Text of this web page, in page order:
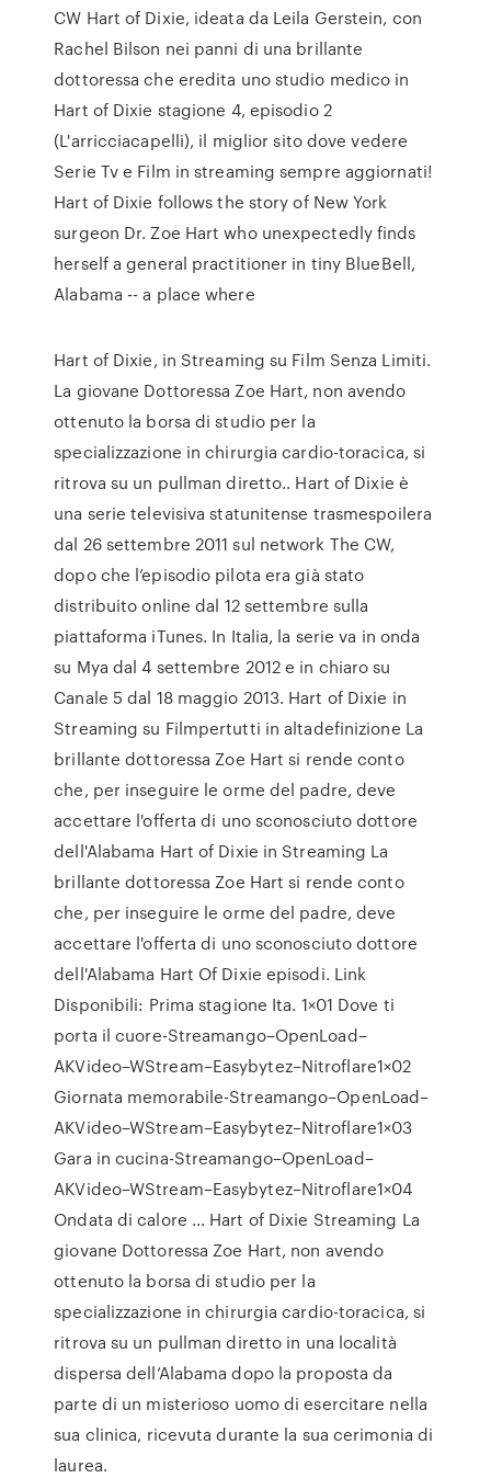
CW Hart of Dixie, ideata da Leila Gerstein, con
Rachel Bilson nei panni di una brillante
dottoressa che eredita uno studio medico in
Hart of Dixie stagione 4, episodio 2
(L'arricciacapelli), il miglior sito dove vedere
Serie Tv e Film in streaming sempre aggiornati!
Hart of Dixie follows the story of New York
surgeon Dr. Zoe Hart who unexpectedly finds
herself a general practitioner in tiny BlueBell,
Alabama -- a place where
Hart of Dixie, in Streaming su Film Senza Limiti.
La giovane Dottoressa Zoe Hart, non avendo
ottenuto la borsa di studio per la
specializzazione in chirurgia cardio-toracica, si
ritrova su un pullman diretto.. Hart of Dixie è
una serie televisiva statunitense trasmespoilera
dal 26 settembre 2011 sul network The CW,
dopo che l’episodio pilota era già stato
distribuito online dal 12 settembre sulla
piattaforma iTunes. In Italia, la serie va in onda
su Mya dal 4 settembre 2012 e in chiaro su
Canale 5 dal 18 maggio 2013. Hart of Dixie in
Streaming su Filmpertutti in altadefinizione La
brillante dottoressa Zoe Hart si rende conto
che, per inseguire le orme del padre, deve
accettare l'offerta di uno sconosciuto dottore
dell'Alabama Hart of Dixie in Streaming La
brillante dottoressa Zoe Hart si rende conto
che, per inseguire le orme del padre, deve
accettare l'offerta di uno sconosciuto dottore
dell'Alabama Hart Of Dixie episodi. Link
Disponibili: Prima stagione Ita. 1×01 Dove ti
porta il cuore-Streamango–OpenLoad–
AKVideo–WStream–Easybytez–Nitroflare1×02
Giornata memorabile-Streamango–OpenLoad–
AKVideo–WStream–Easybytez–Nitroflare1×03
Gara in cucina-Streamango–OpenLoad–
AKVideo–WStream–Easybytez–Nitroflare1×04
Ondata di calore … Hart of Dixie Streaming La
giovane Dottoressa Zoe Hart, non avendo
ottenuto la borsa di studio per la
specializzazione in chirurgia cardio-toracica, si
ritrova su un pullman diretto in una località
dispersa dell’Alabama dopo la proposta da
parte di un misterioso uomo di esercitare nella
sua clinica, ricevuta durante la sua cerimonia di
laurea.